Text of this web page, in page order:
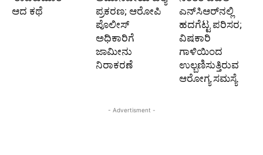
ಆದ ಕಥೆ
ಪ್ರಕರಣ; ಆರೋಪಿ
ಪೊಲೀಸ್‌
ಅಧಿಕಾರಿಗೆ
ಜಾಮೀನು
ನಿರಾಕರಣೆ
ಎನ್‌ಸಿಆರ್‌ನಲ್ಲಿ
ಹದಗೆಟ್ಟ ಪರಿಸರ;
ವಿಷಕಾರಿ
ಗಾಳಿಯಿಂದ
ಉಲ್ಬಣಿಸುತ್ತಿರುವ
ಆರೋಗ್ಯ ಸಮಸ್ಯೆ
- Advertisment -